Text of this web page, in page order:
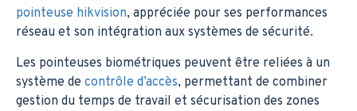
pointeuse hikvision, appréciée pour ses performances
réseau et son intégration aux systèmes de sécurité.
Les pointeuses biométriques peuvent être reliées à un
système de contrôle d’accès, permettant de combiner
gestion du temps de travail et sécurisation des zones